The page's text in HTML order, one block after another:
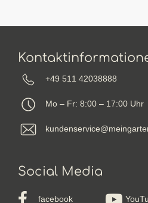
+49 511 42038888
Mo – Fr: 8:00 – 17:00 Uhr
Social Media
facebook